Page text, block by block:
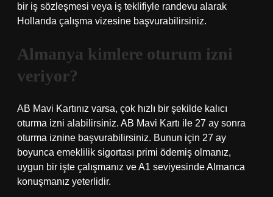
bir iş sözleşmesi veya iş teklifiyle randevu alarak
Hollanda çalışma vizesine başvurabilirsiniz.
Almanya kimlere oturum izni
veriyor?
AB Mavi Kartınız varsa, çok hızlı bir şekilde kalıcı
oturma izni alabilirsiniz. AB Mavi Kartı ile 27 ay sonra
oturma iznine başvurabilirsiniz. Bunun için 27 ay
boyunca emeklilik sigortası primi ödemiş olmanız,
uygun bir işte çalışmanız ve A1 seviyesinde Almanca
konuşmanız yeterlidir.